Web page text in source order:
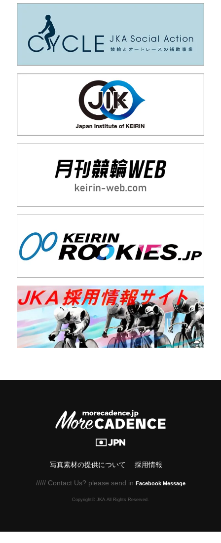
写真素材の提供について 採用情報
///// Contact Us? please send in Facebook Message
Copyright© JKA.All Rights Reserved.